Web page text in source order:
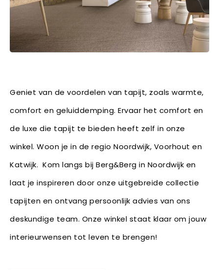
Geniet van de voordelen van tapijt, zoals warmte,
comfort en geluiddemping. Ervaar het comfort en
de luxe die tapijt te bieden heeft zelf in onze
winkel. Woon je in de regio Noordwijk, Voorhout en
Katwijk. Kom langs bij Berg&Berg in Noordwijk en
laat je inspireren door onze uitgebreide collectie
tapijten en ontvang persoonlijk advies van ons
deskundige team. Onze winkel staat klaar om jouw
interieurwensen tot leven te brengen!